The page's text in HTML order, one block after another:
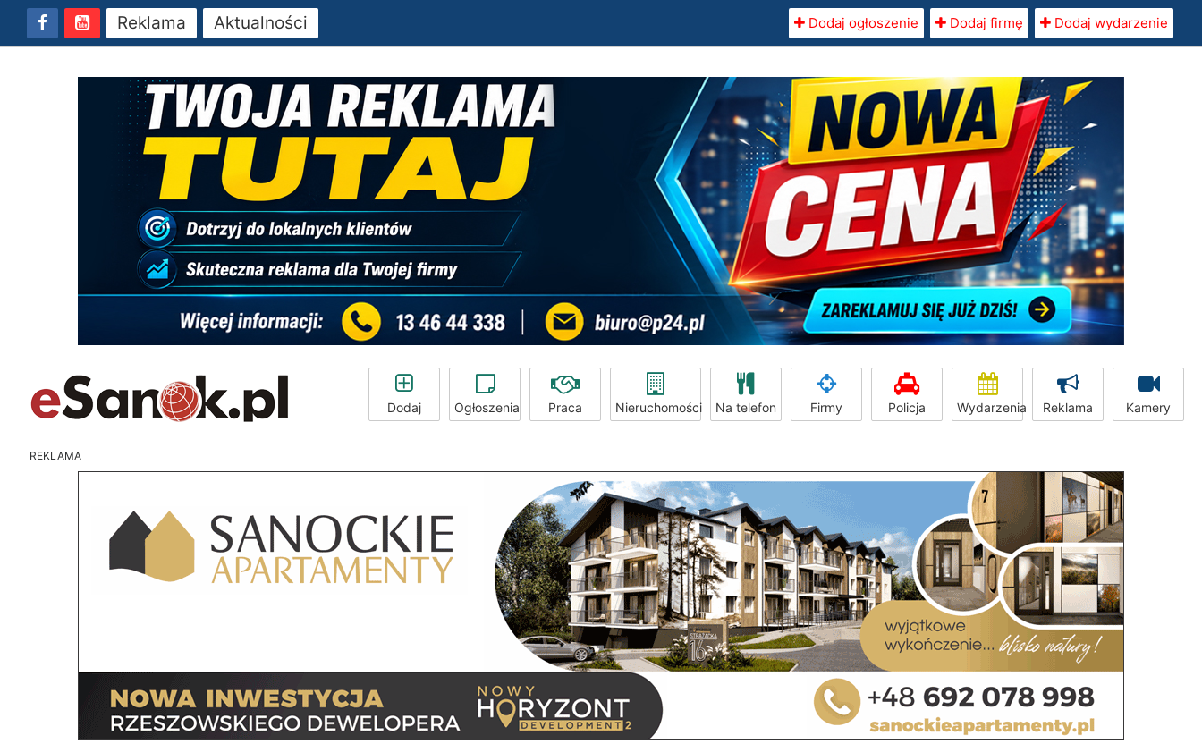
Reklama Aktualności Dodaj ogłoszenie Dodaj firmę Dodaj wydarzenie
Dodaj Ogłoszenia Praca Nieruchomości Na telefon Firmy Policja Wydarzenia Reklama Kamery
REKLAMA